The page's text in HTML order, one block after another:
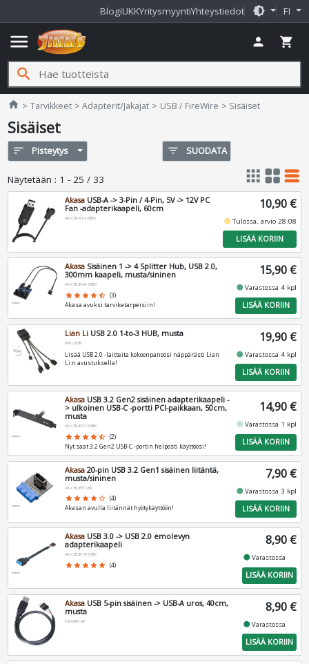
BlogiUKKYritysmyyntiYhteystiedot brightness_medium FI
menu person shopping_cart
search
home Jimms.fi
Tarvikkeet Adapterit/Jakajat USB / FireWire Sisäiset
Sisäiset
sort Pisteytys filter_list SUODATA
Näytetään : 1 - 25 / 33 apps grid_view table_rows
Akasa USB-A -> 3-Pin / 4-Pin, 5V -> 12V PC
Fan -adapterikaapeli, 60cm
AK-CBFA10-60BK
10,90 €
fiber_manual_recordTulossa, arvio 28.08
LISÄÄ KORIIN
Akasa Sisäinen 1 -> 4 Splitter Hub, USB 2.0,
300mm kaapeli, musta/sininen
AK-CBUB64-30BK
star star star star star_half (3)
Akasa avuksi tarviketarpeisiin!
15,90 €
fiber_manual_recordVarastossa 4 kpl
LISÄÄ KORIIN
Lian Li USB 2.0 1-to-3 HUB, musta
PW-U2HB
Lisää USB 2.0 -laitteita kokoonpanoosi näppärästi Lian
Li:n avustuksella!
19,90 €
fiber_manual_recordVarastossa 4 kpl
LISÄÄ KORIIN
Akasa USB 3.2 Gen2 sisäinen adapterikaapeli -
> ulkoinen USB-C -portti PCI-paikkaan, 50cm,
musta
AK-CBUB37-50BK
star star star star star_half (2)
Nyt saat 3.2 Gen2 USB-C -portin helposti käyttöösi!
14,90 €
fiber_manual_record Varastossa 1 kpl
LISÄÄ KORIIN
Akasa 20-pin USB 3.2 Gen1 sisäinen liitäntä,
musta/sininen
AK-CBUB51-BK
star star star star star_border (4)
Akasan avulla liitännät hyötykäyttöön!
7,90 €
fiber_manual_recordVarastossa 3 kpl
LISÄÄ KORIIN
Akasa USB 3.0 -> USB 2.0 emolevyn
adapterikaapeli
AK-CBUB19-10BK
star star star star star (4)
8,90 €
fiber_manual_recordVarastossa
LISÄÄ KORIIN
Akasa USB 5-pin sisäinen -> USB-A uros, 40cm,
musta
EXUSBIE-40
8,90 €
fiber_manual_recordVarastossa
LISÄÄ KORIIN